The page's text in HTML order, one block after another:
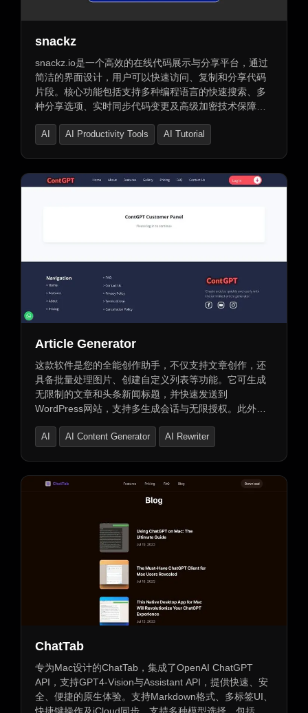
snackz
snackz.io是一个高效的在线代码展示与分享平台，通过
简洁的界面设计，用户可以快速访问、复制和分享代码
片段。核心功能包括支持多种编程语言的快速搜索、多
种分享选项、实时同步代码变更及高级加密技术保障数
代码交流与协作的便捷性。
AI AI Productivity Tools AI Tutorial
Article Generator
这款软件是您的全能创作助手，不仅支持文章创作，还
具备批量处理图片、创建自定义列表等功能。它可生成
无限制的文章和头条新闻标题，并快速发送到
WordPress网站，支持多生成会话与无限授权。此外，
助您高效办公，轻松创作丰富内容。
AI AI Content Generator AI Rewriter
ChatTab
专为Mac设计的ChatTab，集成了OpenAI ChatGPT
API，支持GPT4-Vision与Assistant API，提供快速、安
全、便捷的原生体验。支持Markdown格式、多标签UI、